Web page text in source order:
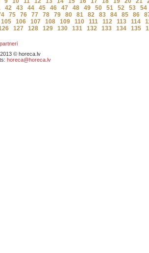
42 43 44 45 46 47 48 49 50 51 52 53
54
75 76 77 78 79 80 81 82 83 84 85 86
105 106 107 108 109 110 111 112 113 114
127 128 129 130 131 132 133 134 135
© horeca.lv
horeca@horeca.lv